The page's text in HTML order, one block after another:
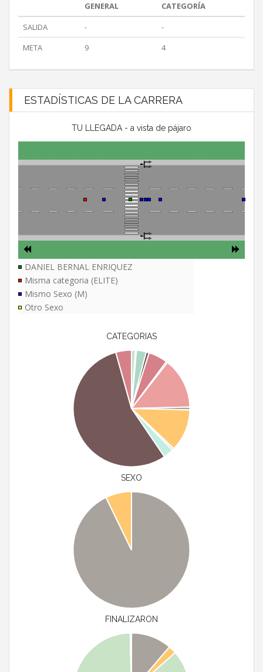
GENERAL
CATEGORÍA
SALIDA
-
-
META
9 4
ESTADÍSTICAS DE LA CARRERA
TU LLEGADA - a vista de pájaro
DANIEL BERNAL ENRIQUEZ
Misma categoria (ELITE)
Mismo Sexo (M)
Otro Sexo
CATEGORIAS
SEXO
FINALIZARON